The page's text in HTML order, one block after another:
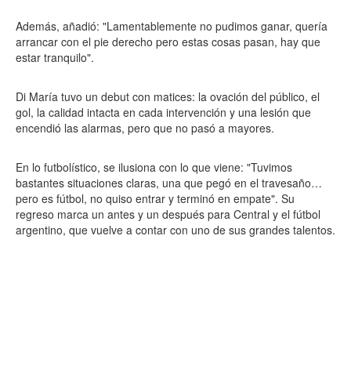
Además, añadió: "Lamentablemente no pudimos ganar, quería
arrancar con el pie derecho pero estas cosas pasan, hay que
estar tranquilo".
Di María tuvo un debut con matices: la ovación del público, el
gol, la calidad intacta en cada intervención y una lesión que
encendió las alarmas, pero que no pasó a mayores.
En lo futbolístico, se ilusiona con lo que viene: "Tuvimos
bastantes situaciones claras, una que pegó en el travesaño…
pero es fútbol, no quiso entrar y terminó en empate". Su
regreso marca un antes y un después para Central y el fútbol
argentino, que vuelve a contar con uno de sus grandes talentos.